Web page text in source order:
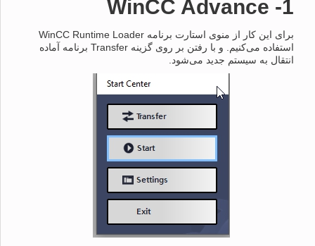
برای این کار از منوی استارت برنامه WinCC Runtime Loader
استفاده می‌کنیم. و با رفتن بر روی گزینه Transfer برنامه آماده
انتقال به سیستم جدید می‌شود.